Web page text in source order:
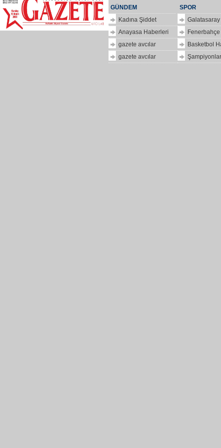
GÜNDEM
Kadına Şiddet
Anayasa Haberleri
gazete avcılar
gazete avcılar
SPOR
Galatasaray
Fenerbahçe
Basketbol